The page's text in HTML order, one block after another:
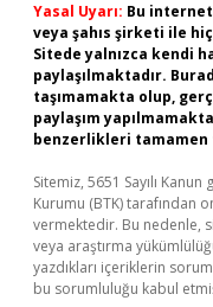
Yasal Uyarı: Bu
veya şahıs şirketi ile
Sitede yalnızca kendi
paylaşılmaktadır.
taşımamakta olup,
paylaşım
benzerlikleri tamamen
Sitemiz, 5651 Sayılı
Kurumu (BTK) tarafından
vermektedir. Bu nedenle,
veya araştırma
yazdıkları içeriklerin
bu sorumluluğu kabul